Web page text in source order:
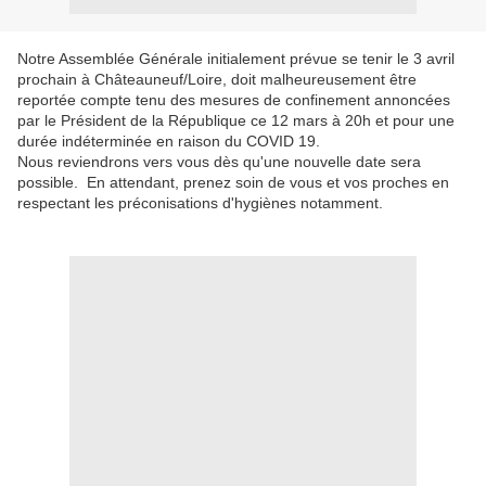
Notre Assemblée Générale initialement prévue se tenir le 3 avril
prochain à Châteauneuf/Loire, doit malheureusement être
reportée compte tenu des mesures de confinement annoncées
par le Président de la République ce 12 mars à 20h et pour une
durée indéterminée en raison du COVID 19.
Nous reviendrons vers vous dès qu'une nouvelle date sera
possible. En attendant, prenez soin de vous et vos proches en
respectant les préconisations d'hygiènes notamment.